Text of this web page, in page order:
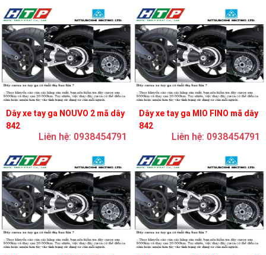
Dây xe tay ga NOUVO 2 mã dây
842
Liên hệ: 0938454791
Dây xe tay ga MIO FINO mã dây
842
Liên hệ: 0938454791